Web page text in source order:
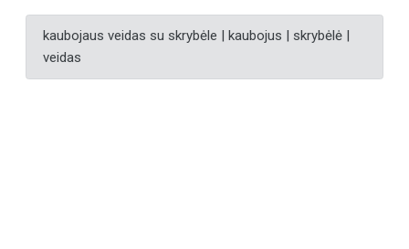
kaubojaus veidas su skrybėle | kaubojus | skrybėlė |
veidas